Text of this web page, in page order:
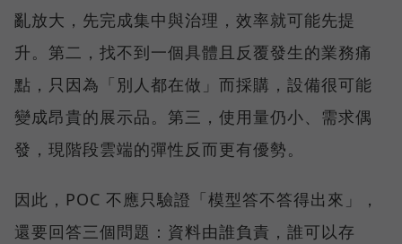
亂放大，先完成集中與治理，效率就可能先提
升。第二，找不到一個具體且反覆發生的業務痛
點，只因為「別人都在做」而採購，設備很可能
變成昂貴的展示品。第三，使用量仍小、需求偶
發，現階段雲端的彈性反而更有優勢。
因此，POC 不應只驗證「模型答不答得出來」，
還要回答三個問題：資料由誰負責，誰可以存